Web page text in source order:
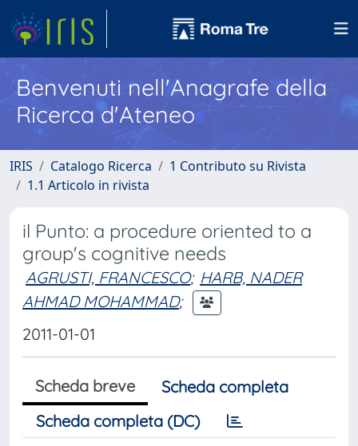
Benvenuti nell'Anagrafe della
Ricerca d'Ateneo
IRIS Catalogo Ricerca
1 Contributo su Rivista
1.1 Articolo in rivista
il Punto: a procedure oriented to a
group's cognitive needs
AGRUSTI, FRANCESCO; HARB, NADER
AHMAD MOHAMMAD;
2011-01-01
Scheda breve
Scheda completa
Scheda completa (DC)